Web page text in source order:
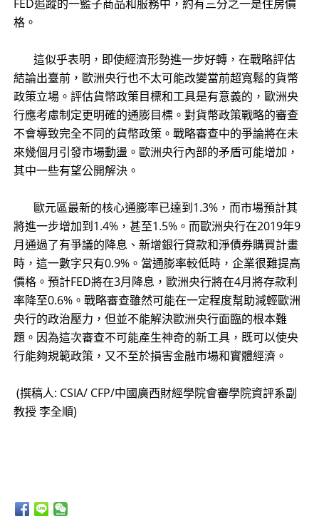
FED追蹤的一籃子商品和服務中，約有三分之一是住房價
格。
這似乎表明，即使經濟形勢進一步好轉，在戰略評估
結論出臺前，歐洲央行也不太可能改變當前超寬鬆的貨幣
政策立場。評估貨幣政策目標和工具是有意義的，歐洲央
行應考慮制定更明確的通膨目標。對貨幣政策戰略的審查
不會導致完全不同的貨幣政策。戰略審查中的爭論將在未
來幾個月引發市場動盪。歐洲央行內部的矛盾可能增加，
其中一些有望公開解決。
歐元區最新的核心通膨率已達到1.3%，而市場預計其
將進一步增加到1.4%，甚至1.5%。而歐洲央行在2019年9
月通過了有爭議的降息、新增銀行貸款和淨債券購買計畫
時，這一數字只有0.9%。當通膨率較低時，企業很難提高
價格。預計FED將在3月降息，歐洲央行將在4月將存款利
率降至0.6%。戰略審查雖然可能在一定程度幫助減輕歐洲
央行的政治壓力，但並不能解決歐洲央行面臨的根本難
題。因為這次審查不可能產生神奇的新工具，既可以使央
行能夠規範政策，又不至於損害金融市場和實體經濟。
(撰稿人: CSIA/ CFP/中國廣西財經學院會審學院資評系副
教授 李全順)